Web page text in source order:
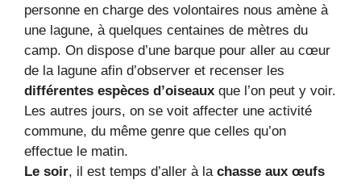
personne en charge des volontaires nous amène à
une lagune, à quelques centaines de mètres du
camp. On dispose d’une barque pour aller au cœur
de la lagune afin d’observer et recenser les
différentes espèces d’oiseaux que l’on peut y voir.
Les autres jours, on se voit affecter une activité
commune, du même genre que celles qu’on
effectue le matin.
Le soir, il est temps d’aller à la chasse aux œufs